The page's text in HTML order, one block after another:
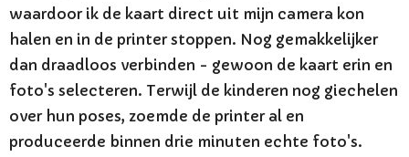
waardoor ik de kaart direct uit mijn camera kon
halen en in de printer stoppen. Nog gemakkelijker
dan draadloos verbinden - gewoon de kaart erin en
foto's selecteren. Terwijl de kinderen nog giechelen
over hun poses, zoemde de printer al en
produceerde binnen drie minuten echte foto's.